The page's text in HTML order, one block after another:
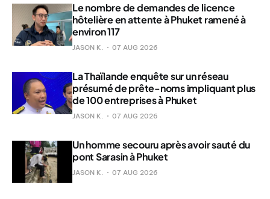
Le nombre de demandes de licence
hôtelière en attente à Phuket ramené à
environ 117
JASON K. 07 AUG 2026
La Thaïlande enquête sur un réseau
présumé de prête-noms impliquant plus
de 100 entreprises à Phuket
JASON K. 07 AUG 2026
Un homme secouru après avoir sauté du
pont Sarasin à Phuket
JASON K. 07 AUG 2026